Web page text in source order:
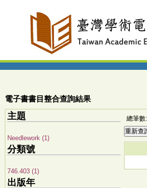
電子書書目整合查詢結果
主題
Needlework (1)
分類號
746.403 (1)
出版年
總筆數